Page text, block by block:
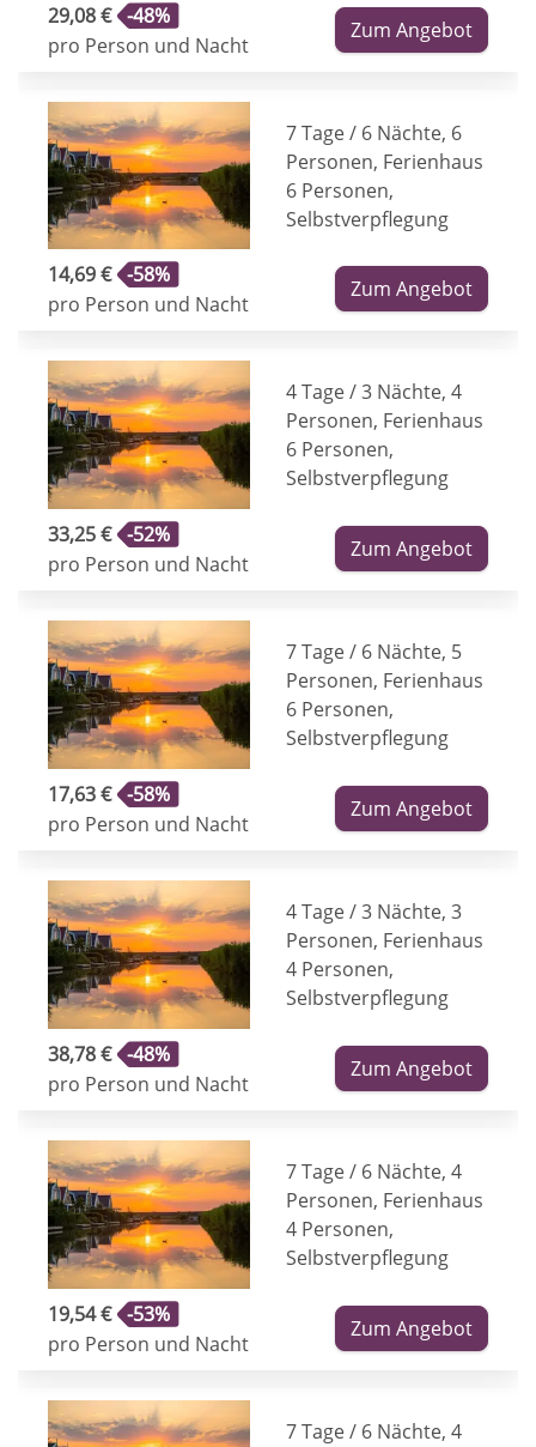
29,08 € -48%
pro Person und Nacht
Zum Angebot
7 Tage / 6 Nächte, 6
Personen, Ferienhaus
6 Personen,
Selbstverpflegung
14,69 € -58%
pro Person und Nacht
Zum Angebot
4 Tage / 3 Nächte, 4
Personen, Ferienhaus
6 Personen,
Selbstverpflegung
33,25 € -52%
pro Person und Nacht
Zum Angebot
7 Tage / 6 Nächte, 5
Personen, Ferienhaus
6 Personen,
Selbstverpflegung
17,63 € -58%
pro Person und Nacht
Zum Angebot
4 Tage / 3 Nächte, 3
Personen, Ferienhaus
4 Personen,
Selbstverpflegung
38,78 € -48%
pro Person und Nacht
Zum Angebot
7 Tage / 6 Nächte, 4
Personen, Ferienhaus
4 Personen,
Selbstverpflegung
19,54 € -53%
pro Person und Nacht
Zum Angebot
7 Tage / 6 Nächte, 4